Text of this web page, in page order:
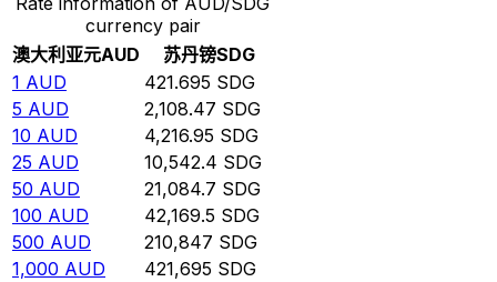
currency pair
澳大利亚元AUD 苏丹镑SDG
1 AUD 421.695 SDG
5 AUD 2,108.47 SDG
10 AUD 4,216.95 SDG
25 AUD 10,542.4 SDG
50 AUD 21,084.7 SDG
100 AUD 42,169.5 SDG
500 AUD 210,847 SDG
1,000 AUD 421,695 SDG